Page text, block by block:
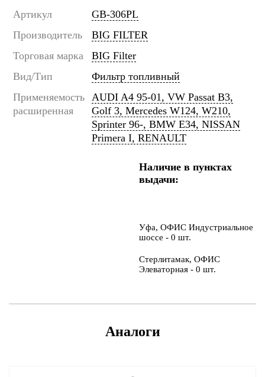
Артикул
GB-306PL
Производитель
BIG FILTER
Торговая марка
BIG Filter
Вид/Тип
Фильтр топливный
Применяемость
расширенная
AUDI A4 95-01, VW Passat B3,
Golf 3, Mercedes W124, W210,
Sprinter 96-, BMW E34, NISSAN
Primera I, RENAULT
Наличие в пунктах
выдачи:
Уфа, ОФИС Индустриальное
шоссе - 0 шт.
Стерлитамак, ОФИС
Элеваторная - 0 шт.
Аналоги